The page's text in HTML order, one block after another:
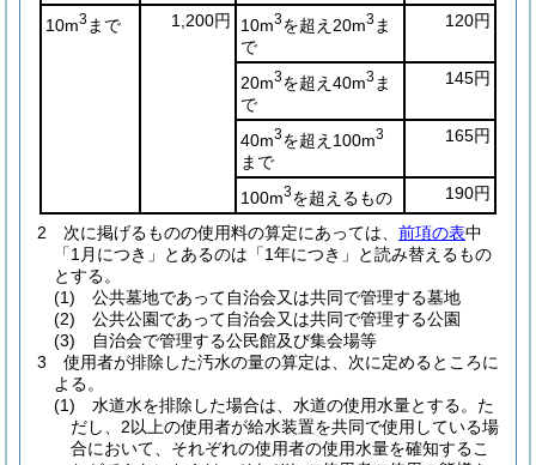
10m3 まで 1,200円 10m3を超え20m3 ま
で
120円
20m3を超え40m3 ま
で
145円
40m3を超え100m3
まで
165円
100m3を超えるもの 190円
2 次に掲げるものの使用料の算定にあっては、 前項の表中
「1月につき」とあるのは「1年につき」と読み替えるもの
とする。
(1)
公共墓地であって自治会又は共同で管理する墓地
(2)
公共公園であって自治会又は共同で管理する公園
(3)
自治会で管理する公民館及び集会場等
3
使用者が排除した汚水の量の算定は、次に定めるところに
よる。
(1)
水道水を排除した場合は、水道の使用水量とする。 た
だし、2以上の使用者が給水装置を共同で使用している場
合において、それぞれの使用者の使用水量を確知するこ